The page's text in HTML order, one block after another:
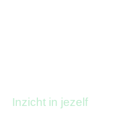
Inzicht in jezelf